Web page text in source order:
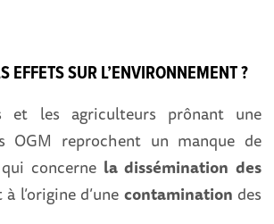
EFFETS SUR L’ENVIRONNEMENT ?
et les agriculteurs prônant une
OGM reprochent un manque de
concerne la dissémination des
l’origine d’unecontamination des